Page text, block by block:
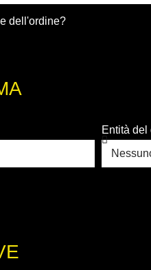
dell'ordine?
Entità del